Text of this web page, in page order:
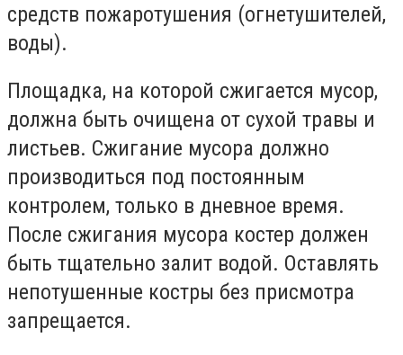
средств пожаротушения (огнетушителей,
воды).
Площадка, на которой сжигается мусор,
должна быть очищена от сухой травы и
листьев. Сжигание мусора должно
производиться под постоянным
контролем, только в дневное время.
После сжигания мусора костер должен
быть тщательно залит водой. Оставлять
непотушенные костры без присмотра
запрещается.